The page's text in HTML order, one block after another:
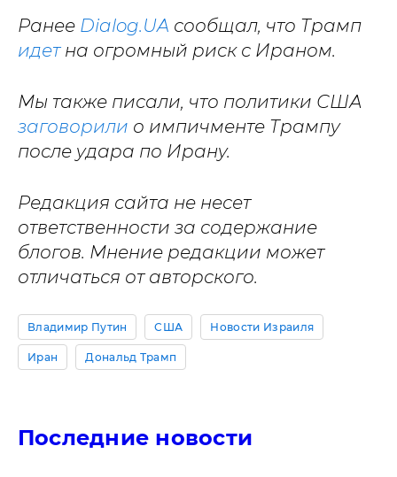
Ранее Dialog.UA сообщал, что Трамп
идетна огромный риск с Ираном.
Мы также писали, что политики США
заговорили о импичменте Трампу
после удара по Ирану.
Редакция сайта не несет
ответственности за содержание
блогов. Мнение редакции может
отличаться от авторского.
Владимир Путин США Новости Израиля
Иран Дональд Трамп
Последние новости